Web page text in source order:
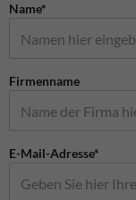
Name*
Firmenname
E-Mail-Adresse*